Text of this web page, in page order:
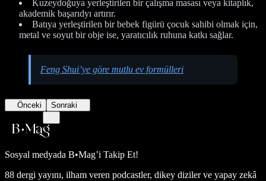
Kuzeydoğuya yerleştirilen bir çalışma masası veya kitaplık,
akademik başarıdyı artırır.
Batıya yerleştirilen bir bebek figürü çocuk sahibi olmak için,
metal ve soyut bir obje ise, yaratıcılık ruhuna katkı sağlar.
Feng Shui’ye göre mutlu ev formülleri
Önceki Sonraki
Sosyal medyada B•Mag’i Takip Et!
88 dergi yayını, ilham veren podcastler, dikey diziler ve yapay zekâ